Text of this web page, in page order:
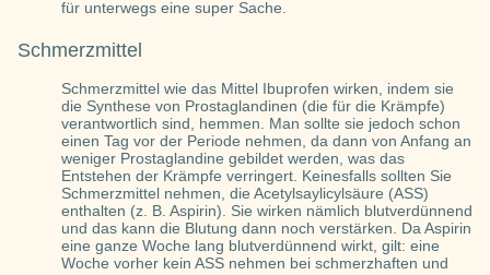
für unterwegs eine super Sache.
Schmerzmittel
Schmerzmittel wie das Mittel Ibuprofen wirken, indem sie
die Synthese von Prostaglandinen (die für die Krämpfe)
verantwortlich sind, hemmen. Man sollte sie jedoch schon
einen Tag vor der Periode nehmen, da dann von Anfang an
weniger Prostaglandine gebildet werden, was das
Entstehen der Krämpfe verringert. Keinesfalls sollten Sie
Schmerzmittel nehmen, die Acetylsaylicylsäure (ASS)
enthalten (z. B. Aspirin). Sie wirken nämlich blutverdünnend
und das kann die Blutung dann noch verstärken. Da Aspirin
eine ganze Woche lang blutverdünnend wirkt, gilt: eine
Woche vorher kein ASS nehmen bei schmerzhaften und